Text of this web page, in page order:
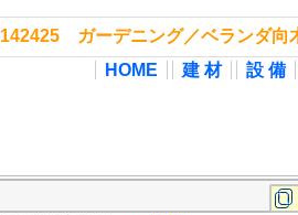
142425 ガーデニング／ベランダ向
HOME
建 材 設 備